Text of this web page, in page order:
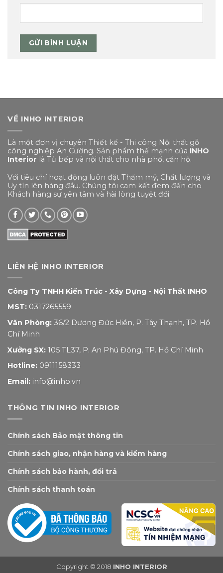
VỀ INHO INTERIOR
Là một đơn vị chuyên Thiết kế - Thi công Nội thất gỗ
công nghiệp An Cường. Sản phẩm thế mạnh của INHO
Interior là Tủ bếp và nội thất cho nhà phố, căn hộ.
Với tiêu chí hoạt động luôn đặt Thẩm mỹ, Chất lượng và
Uy tín lên hàng đầu. Chúng tôi cam kết đem đến cho
Khách hàng sự yên tâm và hài lòng tuyệt đối.
LIÊN HỆ INHO INTERIOR
Công Ty TNHH Kiến Trúc - Xây Dựng - Nội Thất INHO
MST: 0317265559
Văn Phòng: 36/2 Dương Đức Hiền, P. Tây Thạnh, TP. Hồ
Chí Minh
Xưởng SX: 105 TL37, P. An Phú Đông, TP. Hồ Chí Minh
Hotline: 0911158333
Email: info@inho.vn
THÔNG TIN INHO INTERIOR
Chính sách Bảo mật thông tin
Chính sách giao, nhận hàng và kiểm hàng
Chính sách bảo hành, đổi trả
Chính sách thanh toán
Copyright © 2018 INHO INTERIOR